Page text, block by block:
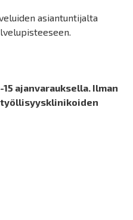
asiantuntijalta
ajanvarauksella. Ilman
työllisyysklinikoiden